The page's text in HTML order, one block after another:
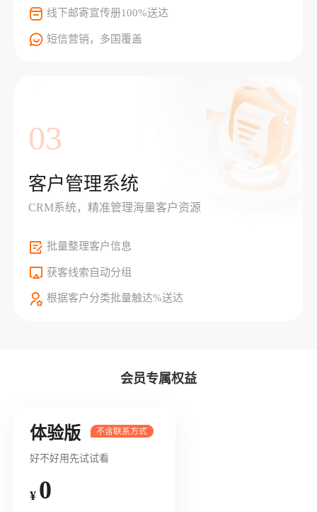
线下邮寄宣传册100%送达
短信营销，多国覆盖
03
客户管理系统
CRM系统，精准管理海量客户资源
批量整理客户信息
获客线索自动分组
根据客户分类批量触达%送达
会员专属权益
体验版
好不好用先试试看
¥ 0